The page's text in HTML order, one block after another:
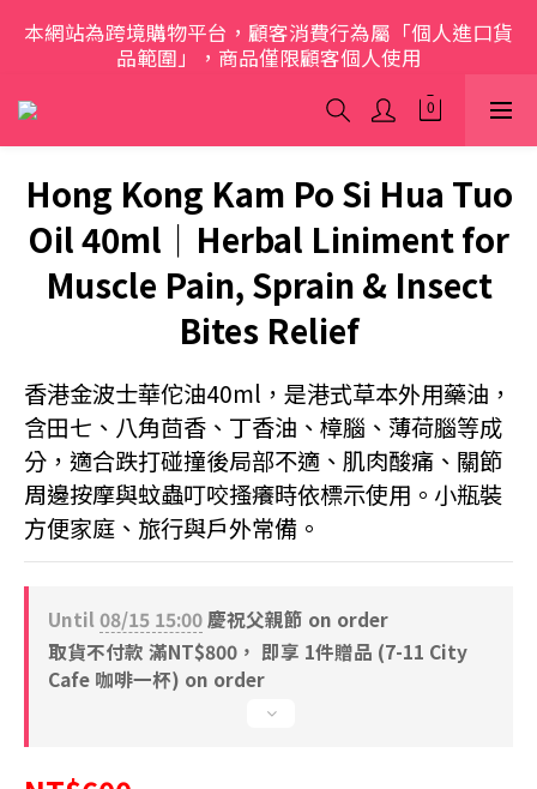
歡迎光臨 S.A.W
本網站為跨境購物平台，顧客消費行為屬「個人進口貨
品範圍」，商品僅限顧客個人使用
歡迎光臨 S.A.W
Hong Kong Kam Po Si Hua Tuo
Oil 40ml｜Herbal Liniment for
Muscle Pain, Sprain & Insect
Bites Relief
香港金波士華佗油40ml，是港式草本外用藥油，
含田七、八角茴香、丁香油、樟腦、薄荷腦等成
分，適合跌打碰撞後局部不適、肌肉酸痛、關節
周邊按摩與蚊蟲叮咬搔癢時依標示使用。小瓶裝
方便家庭、旅行與戶外常備。
Until 08/15 15:00慶祝父親節 on order
取貨不付款 滿NT$800， 即享 1件贈品 (7-11 City
Cafe 咖啡一杯) on order